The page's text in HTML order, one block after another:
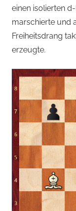
einen isolierten
marschierte und
Freiheitsdrang
erzeugte.